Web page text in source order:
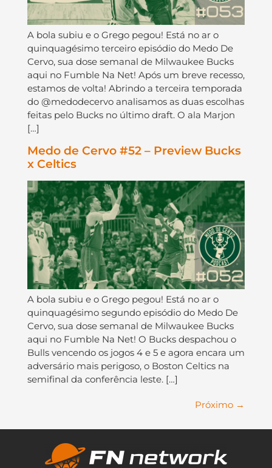
A bola subiu e o Grego pegou! Está no ar o
quinquagésimo terceiro episódio do Medo De
Cervo, sua dose semanal de Milwaukee Bucks
aqui no Fumble Na Net! Após um breve recesso,
estamos de volta! Abrindo a terceira temporada
do @medodecervo analisamos as duas escolhas
feitas pelo Bucks no último draft. O ala Marjon
[…]
Medo de Cervo #52 – Preview Bucks
x Celtics
A bola subiu e o Grego pegou! Está no ar o
quinquagésimo segundo episódio do Medo De
Cervo, sua dose semanal de Milwaukee Bucks
aqui no Fumble Na Net! O Bucks despachou o
Bulls vencendo os jogos 4 e 5 e agora encara um
adversário mais perigoso, o Boston Celtics na
semifinal da conferência leste. […]
Próximo →